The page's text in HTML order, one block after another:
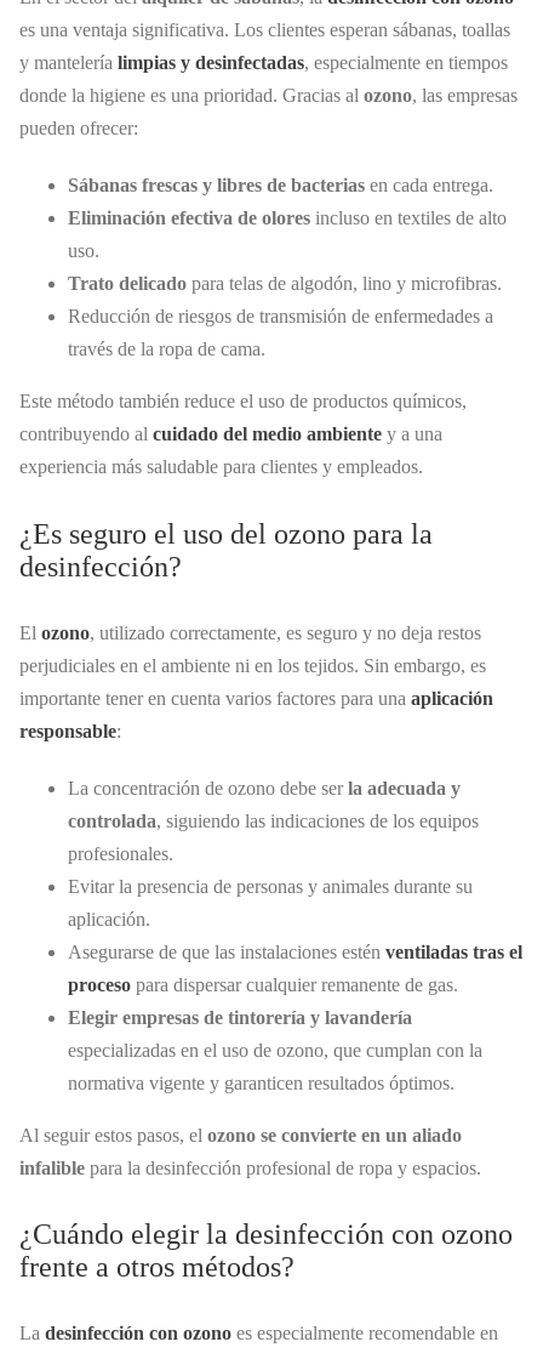
es una ventaja significativa. Los clientes esperan sábanas, toallas
y mantelería limpias y desinfectadas, especialmente en tiempos
donde la higiene es una prioridad. Gracias al ozono, las empresas
pueden ofrecer:
Sábanas frescas y libres de bacterias en cada entrega.
Eliminación efectiva de olores incluso en textiles de alto
uso.
Trato delicado para telas de algodón, lino y microfibras.
Reducción de riesgos de transmisión de enfermedades a
través de la ropa de cama.
Este método también reduce el uso de productos químicos,
contribuyendo al cuidado del medio ambiente y a una
experiencia más saludable para clientes y empleados.
¿Es seguro el uso del ozono para la
desinfección?
El ozono, utilizado correctamente, es seguro y no deja restos
perjudiciales en el ambiente ni en los tejidos. Sin embargo, es
importante tener en cuenta varios factores para una aplicación
responsable:
La concentración de ozono debe serla adecuada y
controlada, siguiendo las indicaciones de los equipos
profesionales.
Evitar la presencia de personas y animales durante su
aplicación.
Asegurarse de que las instalaciones estén ventiladas tras el
proceso para dispersar cualquier remanente de gas.
Elegir empresas de tintorería y lavandería
especializadas en el uso de ozono, que cumplan con la
normativa vigente y garanticen resultados óptimos.
Al seguir estos pasos, el ozono se convierte en un aliado
infalible para la desinfección profesional de ropa y espacios.
¿Cuándo elegir la desinfección con ozono
frente a otros métodos?
La desinfección con ozono es especialmente recomendable en